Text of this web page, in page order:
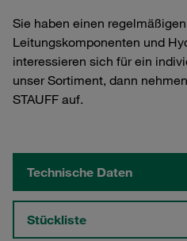
Sie haben einen
Leitungskomponenten und
interessieren sich für ein
unser Sortiment, dann
STAUFF auf.
Technische Daten
Stückliste